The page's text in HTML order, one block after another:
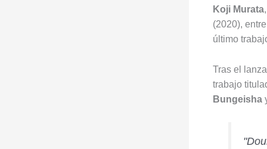
Koji Murata
(2020),
último
Tras el
trabajo
Bungeisha